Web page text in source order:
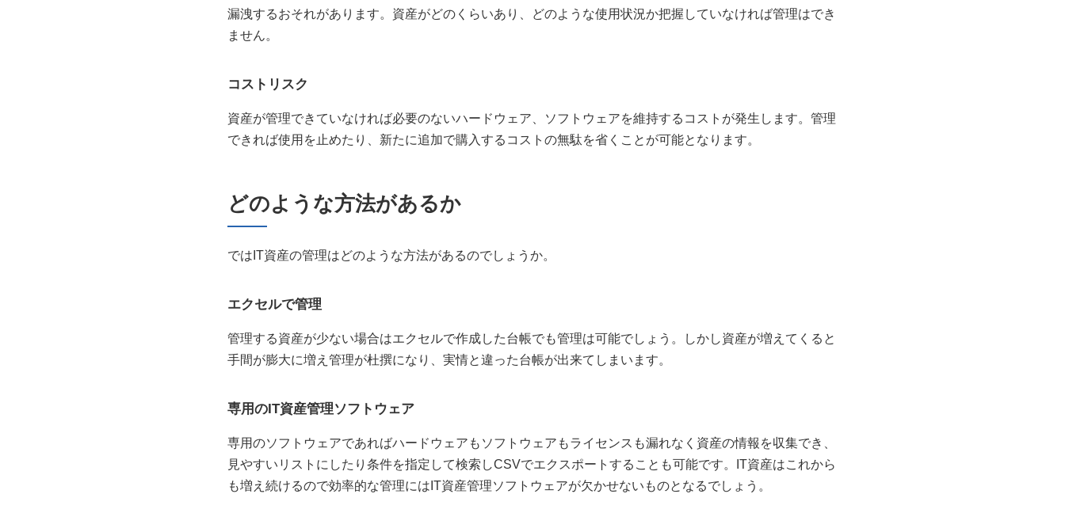
漏洩するおそれがあります。資産がどのくらいあり、どのような使用状況か把握していなければ管理はでき
ません。
コストリスク
資産が管理できていなければ必要のないハードウェア、ソフトウェアを維持するコストが発生します。管理
できれば使用を止めたり、新たに追加で購入するコストの無駄を省くことが可能となります。
どのような方法があるか
ではIT資産の管理はどのような方法があるのでしょうか。
エクセルで管理
管理する資産が少ない場合はエクセルで作成した台帳でも管理は可能でしょう。しかし資産が増えてくると
手間が膨大に増え管理が杜撰になり、実情と違った台帳が出来てしまいます。
専用のIT資産管理ソフトウェア
専用のソフトウェアであればハードウェアもソフトウェアもライセンスも漏れなく資産の情報を収集でき、
見やすいリストにしたり条件を指定して検索しCSVでエクスポートすることも可能です。IT資産はこれから
も増え続けるので効率的な管理にはIT資産管理ソフトウェアが欠かせないものとなるでしょう。